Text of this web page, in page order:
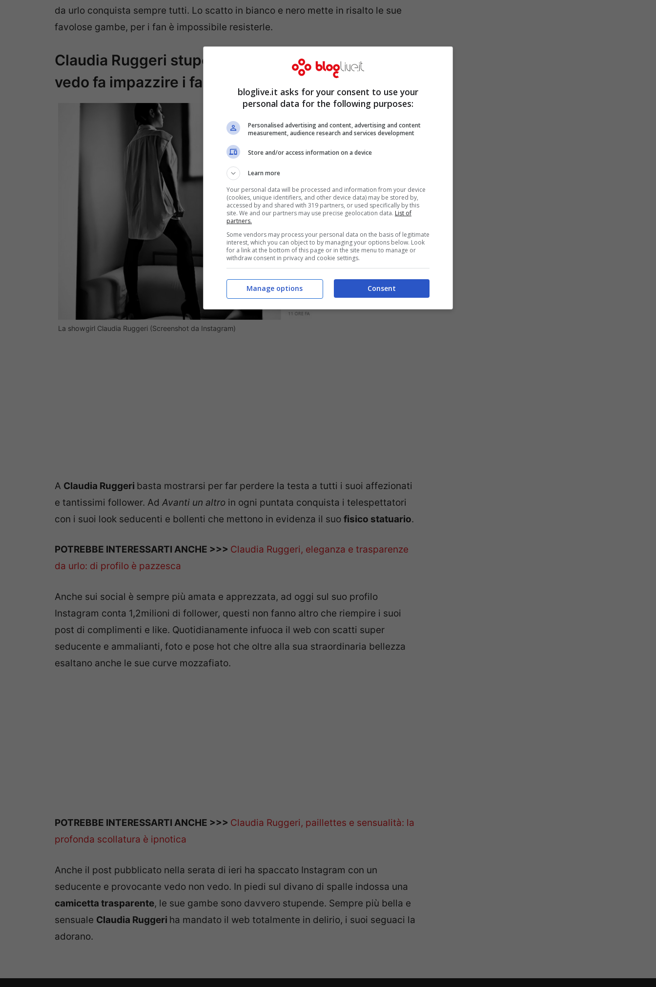
da urlo conquista sempre tutti. Lo scatto in bianco e nero mette in risalto le sue
favolose gambe, per i fan è impossibile resisterle.
Claudia Ruggeri stupenda sul divano, il vedo non
vedo fa impazzire i fan
La showgirl Claudia Ruggeri (Screenshot da Instagram)
A Claudia Ruggeri basta mostrarsi per far perdere la testa a tutti i suoi affezionati
e tantissimi follower. Ad Avanti un altro in ogni puntata conquista i telespettatori
con i suoi look seducenti e bollenti che mettono in evidenza il suo fisico statuario.
POTREBBE INTERESSARTI ANCHE >>> Claudia Ruggeri, eleganza e trasparenze
da urlo: di profilo è pazzesca
Anche sui social è sempre più amata e apprezzata, ad oggi sul suo profilo
Instagram conta 1,2milioni di follower, questi non fanno altro che riempire i suoi
post di complimenti e like. Quotidianamente infuoca il web con scatti super
seducente e ammalianti, foto e pose hot che oltre alla sua straordinaria bellezza
esaltano anche le sue curve mozzafiato.
POTREBBE INTERESSARTI ANCHE >>> Claudia Ruggeri, paillettes e sensualità: la
profonda scollatura è ipnotica
Anche il post pubblicato nella serata di ieri ha spaccato Instagram con un
seducente e provocante vedo non vedo. In piedi sul divano di spalle indossa una
camicetta trasparente, le sue gambe sono davvero stupende. Sempre più bella e
sensuale Claudia Ruggeri ha mandato il web totalmente in delirio, i suoi seguaci la
adorano.
bloglive.it asks for your consent to use your
personal data for the following purposes:
Personalised advertising and content, advertising and content
measurement, audience research and services development
Store and/or access information on a device
Learn more
Your personal data will be processed and information from your device
(cookies, unique identifiers, and other device data) may be stored by,
accessed by and shared with 319 partners, or used specifically by this
site. We and our partners may use precise geolocation data. List of
partners.
Some vendors may process your personal data on the basis of legitimate
interest, which you can object to by managing your options below. Look
for a link at the bottom of this page or in the site menu to manage or
withdraw consent in privacy and cookie settings.
Consent
Manage options